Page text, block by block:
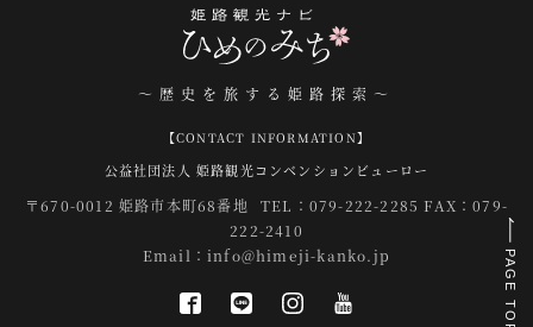
～歴史を旅する姫路探索～
【CONTACT INFORMATION】
公益社団法人 姫路観光コンベンションビューロー
〒670-0012 姫路市本町68番地
TEL：079-222-2285 FAX：079-
222-2410
Email：info@himeji-kanko.jp PAGE TOP